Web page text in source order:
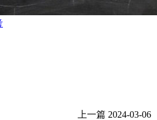
上一篇 2024-03-06